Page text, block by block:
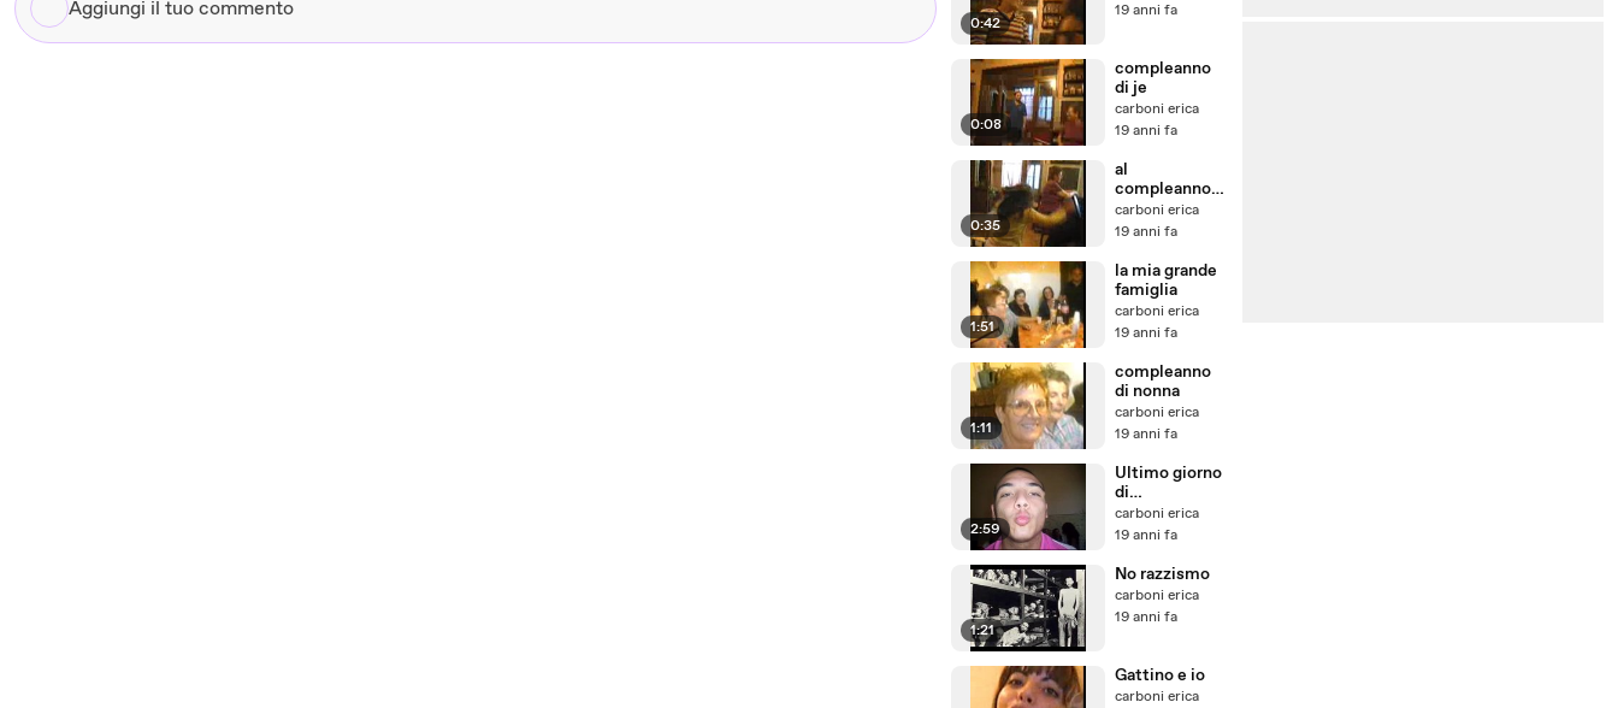
Aggiungi
il
0:42
19 anni fa
0:08
compleanno
di je
carboni erica
19 anni fa
0:35
al
compleanno
di je
carboni erica
19 anni fa
1:51
la mia grande
famiglia
carboni erica
19 anni fa
1:11
compleanno
di nonna
carboni erica
19 anni fa
2:59
Ultimo giorno
di
scuola_2006
carboni erica
19 anni fa
1:21
No razzismo
carboni erica
19 anni fa
Gattino e io
carboni erica